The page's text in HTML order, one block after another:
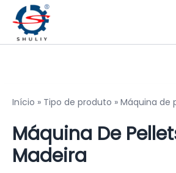
Início » Tipo de produto » Máquina de
Máquina De
Madeira